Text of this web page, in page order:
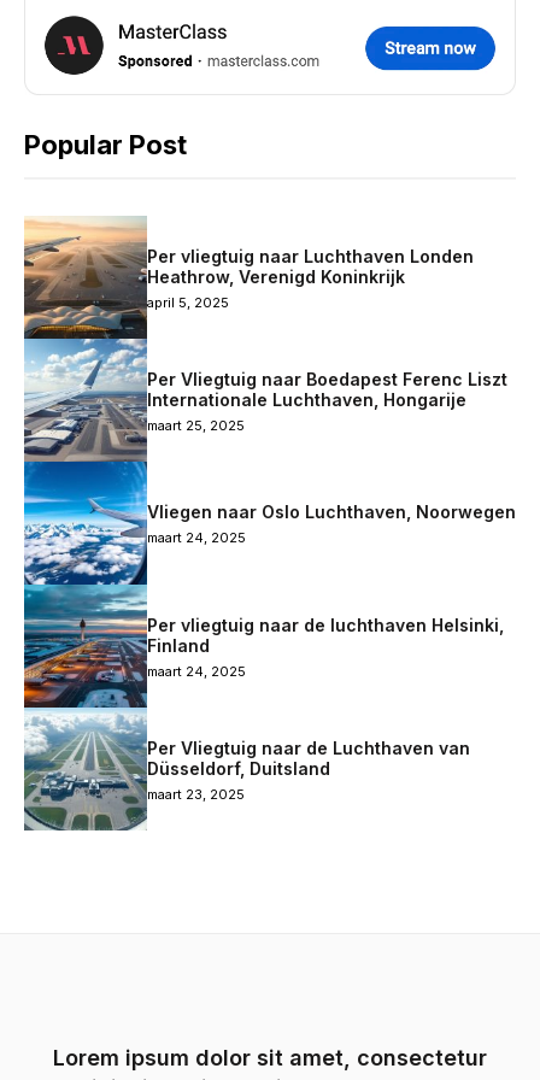
Popular Post
Per vliegtuig naar Luchthaven Londen
Heathrow, Verenigd Koninkrijk
april 5, 2025
Per Vliegtuig naar Boedapest Ferenc Liszt
Internationale Luchthaven, Hongarije
maart 25, 2025
Vliegen naar Oslo Luchthaven, Noorwegen
maart 24, 2025
Per vliegtuig naar de luchthaven Helsinki,
Finland
maart 24, 2025
Per Vliegtuig naar de Luchthaven van
Düsseldorf, Duitsland
maart 23, 2025
Lorem ipsum dolor sit amet, consectetur